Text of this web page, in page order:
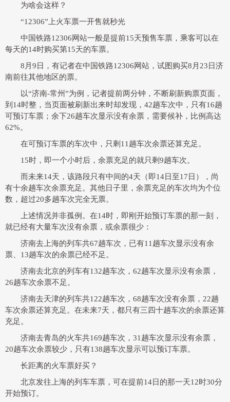
为啥会这样？
“12306”上火车票一开售就秒光
中国铁路12306网站一般是提前15天预售车票，乘客可以在
每天的14时购买第15天的车票。
8月9日，有记者在中国铁路12306网站，试图购买8月23日济
南前往其他地区的票。
以“济南-常州”为例，记者提前两分钟，不断刷新购票页面，
到14时整，当页面被刷新出来时却发现，42趟车次中，只有16趟
可预订车票；余下26趟车次显示没有余票，需要候补，比例高达
62%。
在可预订车票的车次中，只剩11趟车次余票还算充足。
15时，即一个小时后，余票充足的就只剩9趟车次。
而未来14天，该路段只有中间的4天（即14日至17日），尚
有十余趟车次余票充足。其他日子里，余票充足的车次均为个位
数，超过20多趟车次完全无票。
上述情况并非孤例。在14时，即刚开始预订车票的那一刻，
就已经有大量车次没有余票，或余票很少：
济南去上海的列车共67趟车次，已有11趟车次显示没有余
票、13趟车次的余票已经不足。
济南去北京的列车有132趟车次，62趟车次显示没有余票，
26趟车次余票不足。
济南去天津的列车共122趟车次，68趟车次没有余票，22趟
车次余票还算充足。在未来7天，都只有三四十趟车次的余票还算
充足。
济南去青岛的火车共169趟车次，31趟车次显示没有余票，
20趟车次余票较少，只有138趟车次显示可以预订车票。
长距离的火车票好买？
北京发往上海的列车车票，可在提前14日的那一天12时30分
开始预订。